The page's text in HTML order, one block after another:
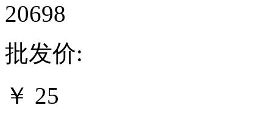
20698
批发价:
￥ 25